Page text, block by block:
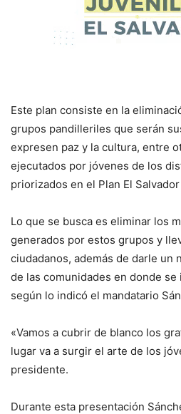
Este plan consiste en la
grupos pandilleriles que serán
expresen paz y la cultura, entre
ejecutados por jóvenes de los
priorizados en el Plan El
Lo que se busca es eliminar los
generados por estos grupos y
ciudadanos, además de darle un
de las comunidades en donde
según lo indicó el mandatario
«Vamos a cubrir de blanco los
lugar va a surgir el arte de los
presidente.
Durante esta presentación